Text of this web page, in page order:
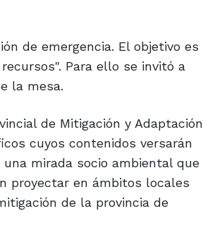
de emergencia. El objetivo es
Para ello se invitó a
la mesa.
de Mitigación y Adaptación
cuyos contenidos versarán
mirada socio ambiental que
proyectar en ámbitos locales
de la provincia de